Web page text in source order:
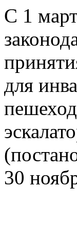
С 1
для
30